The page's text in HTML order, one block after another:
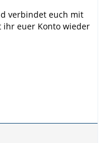
verbindet euch mit
ihr euer Konto wieder